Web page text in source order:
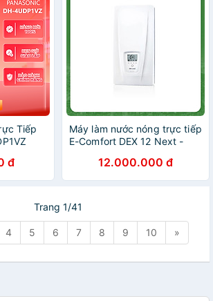
Tiếp
đ
Máy làm nước nóng trực tiếp
E-Comfort DEX 12 Next -
12.000.000 đ
Trang 1/41
4 5 6 7 8 9 10 »